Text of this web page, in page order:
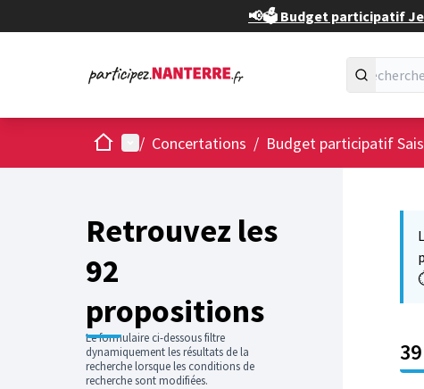
📢🗳️ Budget participatif
AccueilMenu principal
/ Concertations / Budget participatif
Retrouvez les
92
propositions
Le formulaire ci-dessous filtre
dynamiquement les résultats de la
recherche lorsque les conditions de
recherche sont modifiées.